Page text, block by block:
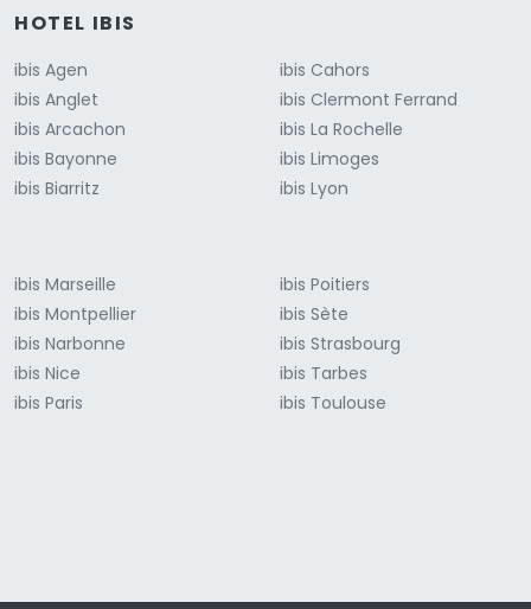
HOTEL IBIS
ibis Agen
ibis Anglet
ibis Arcachon
ibis Bayonne
ibis Biarritz
ibis Cahors
ibis Clermont Ferrand
ibis La Rochelle
ibis Limoges
ibis Lyon
ibis Marseille
ibis Montpellier
ibis Narbonne
ibis Nice
ibis Paris
ibis Poitiers
ibis Sète
ibis Strasbourg
ibis Tarbes
ibis Toulouse